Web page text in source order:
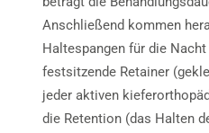
Anschließend kommen
Haltespangen für die
festsitzende Retainer
jeder aktiven
die Retention (das Halten